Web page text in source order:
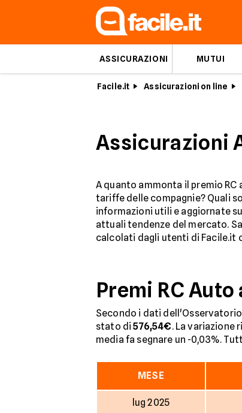
ASSICURAZIONI MUTUI
Facile.it Assicurazioni on line
Assicurazioni
A quanto ammonta il premio
tariffe delle compagnie? Quali
informazioni utili e aggiornate
attuali tendenze del mercato.
calcolati dagli utenti di Facile.it
Premi RC
Secondo i dati
stato di576,54€. La variazione
media fa segnare un -0,03%.
MESE
lug 2025